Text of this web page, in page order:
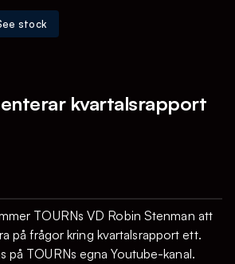
stock
kvartalsrapport
TOURNs VD Robin Stenman att
på frågor kring kvartalsrapport ett.
på TOURNs egna Youtube-kanal.